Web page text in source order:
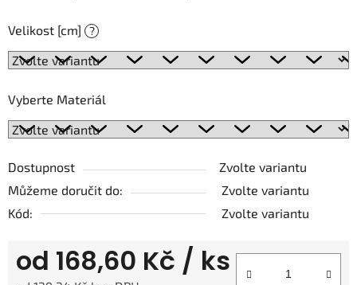
Velikost [cm] ?
Vyberte Materiál
Dostupnost
Zvolte variantu
Můžeme doručit do:
Zvolte variantu
Kód:
Zvolte variantu
od 168,60 Kč / ks